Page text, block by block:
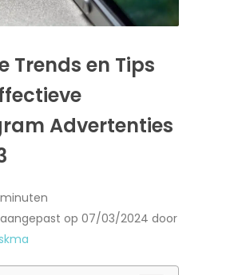
Trends en Tips
Advertenties
minuten
op 07/03/2024 door